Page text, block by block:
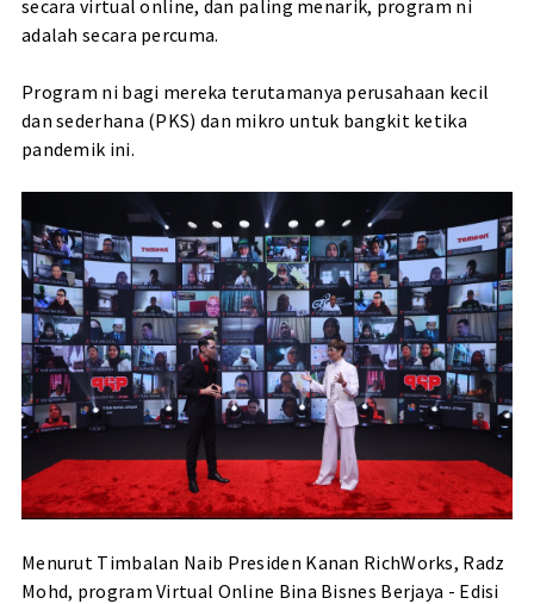
secara virtual online, dan paling menarik, program ni
adalah secara percuma.
Program ni bagi mereka terutamanya perusahaan kecil
dan sederhana (PKS) dan mikro untuk bangkit ketika
pandemik ini.
Menurut Timbalan Naib Presiden Kanan RichWorks, Radz
Mohd, program Virtual Online Bina Bisnes Berjaya - Edisi